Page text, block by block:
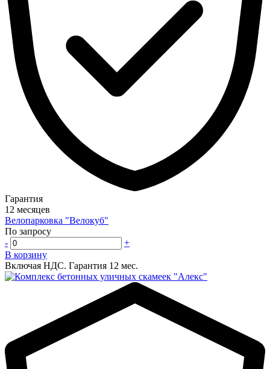
Гарантия
12 месяцев
Велопарковка "Велокуб"
По запросу
-
+
В корзину
Включая НДС. Гарантия 12 мес.